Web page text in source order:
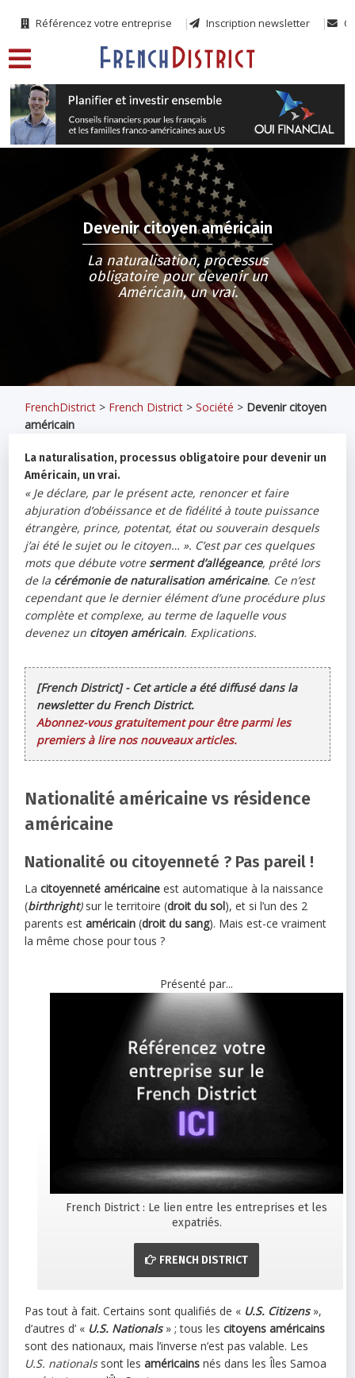
Référencez votre entreprise Inscription newsletter
Devenir citoyen américain
La naturalisation, processus
obligatoire pour devenir un
Américain, un vrai.
FrenchDistrict > French District >Société > Devenir citoyen
américain
La naturalisation, processus obligatoire pour devenir un
Américain, un vrai.
« Je déclare, par le présent acte, renoncer et faire
abjuration d’obéissance et de fidélité à toute puissance
étrangère, prince, potentat, état ou souverain desquels
j’ai été le sujet ou le citoyen… ». C’est par ces quelques
mots que débute votreserment d’allégeance, prêté lors
de la cérémonie de naturalisation américaine. Ce n’est
cependant que le dernier élément d’une procédure plus
complète et complexe, au terme de laquelle vous
devenez un citoyen américain. Explications.
[French District] - Cet article a été diffusé dans la
newsletter du French District.
Abonnez-vous gratuitement pour être parmi les
premiers à lire nos nouveaux articles.
Nationalité américaine vs résidence
américaine
Nationalité ou citoyenneté ? Pas pareil !
Lacitoyenneté américaine est automatique à la naissance
(birthright) sur le territoire (droit du sol), et si l’un des 2
parents estaméricain (droit du sang). Mais est-ce vraiment
la même chose pour tous ?
Présenté par...
French District : Le lien entre les entreprises et les
expatriés.
FRENCH DISTRICT
Pas tout à fait. Certains sont qualifiés de « U.S. Citizens»,
d’autres d’ « U.S. Nationals» ; tous lescitoyens américains
sont des nationaux, mais l’inverse n’est pas valable. Les
U.S. nationalssont lesaméricains nés dans les Îles Samoa